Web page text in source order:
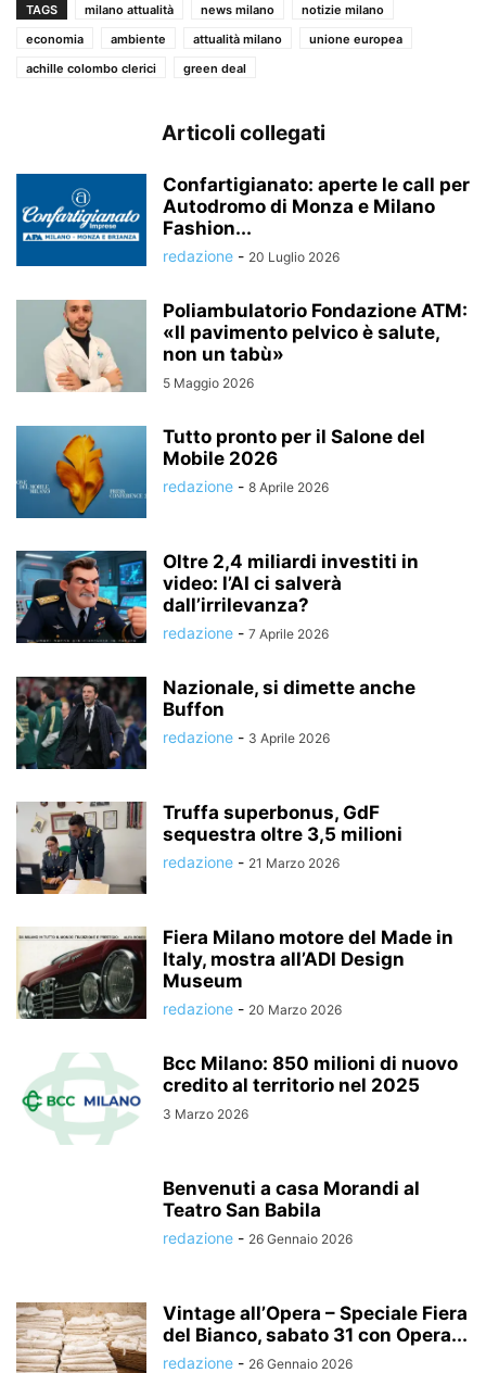
TAGS milano attualità news milano
notizie milano
economia
ambiente attualità milano
unione europea
achille colombo clerici
green deal
Articoli collegati
Confartigianato: aperte le call per
Autodromo di Monza e Milano
Fashion...
redazione - 20 Luglio 2026
Poliambulatorio Fondazione ATM:
«Il pavimento pelvico è salute,
non un tabù»
5 Maggio 2026
Tutto pronto per il Salone del
Mobile 2026
redazione - 8 Aprile 2026
Oltre 2,4 miliardi investiti in
video: l’AI ci salverà
dall’irrilevanza?
redazione - 7 Aprile 2026
Nazionale, si dimette anche
Buffon
redazione - 3 Aprile 2026
Truffa superbonus, GdF
sequestra oltre 3,5 milioni
redazione - 21 Marzo 2026
Fiera Milano motore del Made in
Italy, mostra all’ADI Design
Museum
redazione - 20 Marzo 2026
Bcc Milano: 850 milioni di nuovo
credito al territorio nel 2025
3 Marzo 2026
Benvenuti a casa Morandi al
Teatro San Babila
redazione - 26 Gennaio 2026
Vintage all’Opera – Speciale Fiera
del Bianco, sabato 31 con Opera...
redazione - 26 Gennaio 2026